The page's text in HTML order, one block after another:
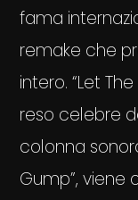
fama
remake che
intero. “Let
reso celebre
colonna
Gump”, viene